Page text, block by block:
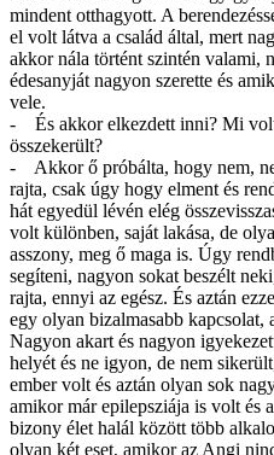
mindent otthagyott. A
el volt látva a család által, mert
akkor nála történt szintén valami,
édesanyját nagyon szerette és
vele.
- És akkor elkezdett inni? Mi
összekerült?
- Akkor ő próbálta, hogy nem,
rajta, csak úgy hogy elment és
hát egyedül lévén elég
volt különben, saját lakása, de
asszony, meg ő maga is. Úgy
segíteni, nagyon sokat beszélt
rajta, ennyi az egész. És aztán
egy olyan bizalmasabb kapcsolat,
Nagyon akart és nagyon
helyét és ne igyon, de nem
ember volt és aztán olyan sok
amikor már epilepsziája is volt és
bizony élet halál között több
olyan két eset, amikor az Angi